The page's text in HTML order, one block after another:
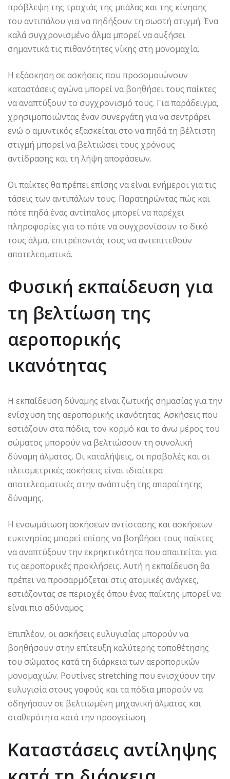
πρόβλεψη της τροχιάς της μπάλας και της κίνησης
του αντιπάλου για να πηδήξουν τη σωστή στιγμή. Ένα
καλά συγχρονισμένο άλμα μπορεί να αυξήσει
σημαντικά τις πιθανότητες νίκης στη μονομαχία.
Η εξάσκηση σε ασκήσεις που προσομοιώνουν
καταστάσεις αγώνα μπορεί να βοηθήσει τους παίκτες
να αναπτύξουν το συγχρονισμό τους. Για παράδειγμα,
χρησιμοποιώντας έναν συνεργάτη για να σεντράρει
ενώ ο αμυντικός εξασκείται στο να πηδά τη βέλτιστη
στιγμή μπορεί να βελτιώσει τους χρόνους
αντίδρασης και τη λήψη αποφάσεων.
Οι παίκτες θα πρέπει επίσης να είναι ενήμεροι για τις
τάσεις των αντιπάλων τους. Παρατηρώντας πώς και
πότε πηδά ένας αντίπαλος μπορεί να παρέχει
πληροφορίες για το πότε να συγχρονίσουν το δικό
τους άλμα, επιτρέποντάς τους να αντεπιτεθούν
αποτελεσματικά.
Φυσική εκπαίδευση για
τη βελτίωση της
αεροπορικής
ικανότητας
Η εκπαίδευση δύναμης είναι ζωτικής σημασίας για την
ενίσχυση της αεροπορικής ικανότητας. Ασκήσεις που
εστιάζουν στα πόδια, τον κορμό και το άνω μέρος του
σώματος μπορούν να βελτιώσουν τη συνολική
δύναμη άλματος. Οι καταλήψεις, οι προβολές και οι
πλειομετρικές ασκήσεις είναι ιδιαίτερα
αποτελεσματικές στην ανάπτυξη της απαραίτητης
δύναμης.
Η ενσωμάτωση ασκήσεων αντίστασης και ασκήσεων
ευκινησίας μπορεί επίσης να βοηθήσει τους παίκτες
να αναπτύξουν την εκρηκτικότητα που απαιτείται για
τις αεροπορικές προκλήσεις. Αυτή η εκπαίδευση θα
πρέπει να προσαρμόζεται στις ατομικές ανάγκες,
εστιάζοντας σε περιοχές όπου ένας παίκτης μπορεί να
είναι πιο αδύναμος.
Επιπλέον, οι ασκήσεις ευλυγισίας μπορούν να
βοηθήσουν στην επίτευξη καλύτερης τοποθέτησης
του σώματος κατά τη διάρκεια των αεροπορικών
μονομαχιών. Ρουτίνες stretching που ενισχύουν την
ευλυγισία στους γοφούς και τα πόδια μπορούν να
οδηγήσουν σε βελτιωμένη μηχανική άλματος και
σταθερότητα κατά την προσγείωση.
Καταστάσεις αντίληψης